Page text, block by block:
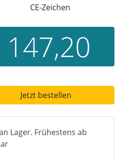
CE-Zeichen
147,20
Jetzt bestellen
Lager. Frühestens ab